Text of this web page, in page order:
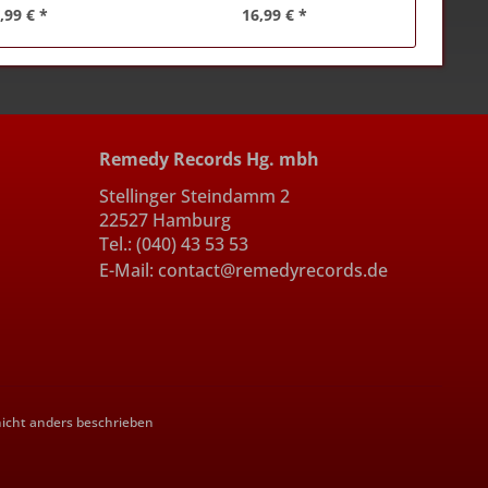
€ * 16,99 € *
Remedy Records Hg. mbh
Stellinger Steindamm 2
22527 Hamburg
Tel.: (040) 43 53 53
E-Mail: contact@remedyrecords.de
anders beschrieben